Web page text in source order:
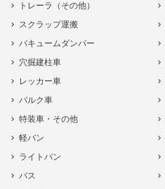
トレーラ（その他）
スクラップ運搬
バキュームダンパー
穴掘建柱車
レッカー車
バルク車
特装車・その他
軽バン
ライトバン
バス